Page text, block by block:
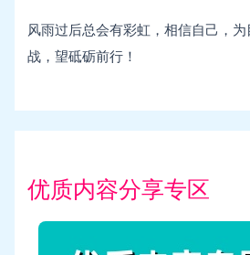
风雨过后总会有彩虹，相信自己，
战，望砥砺前行！
优质内容分享专区